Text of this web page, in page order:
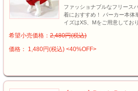
ファッショナブルなフリース
着におすすめ！ パーカー本体
イズはXS、Mをご用意してお
希望小売価格： 2,480円(税込)
価格： 1,480円(税込) <40%OFF>